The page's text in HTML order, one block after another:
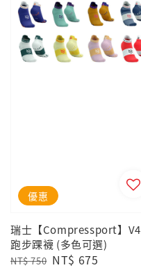
優惠
瑞士【Compressport】V4
跑步踝襪 (多色可選)
Regular
NT$ 750 Sale
NT$ 675